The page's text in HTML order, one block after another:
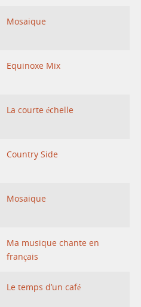
Mosaique
Equinoxe Mix
La courte échelle
Country Side
Mosaique
Ma musique chante en
français
Le temps d’un café